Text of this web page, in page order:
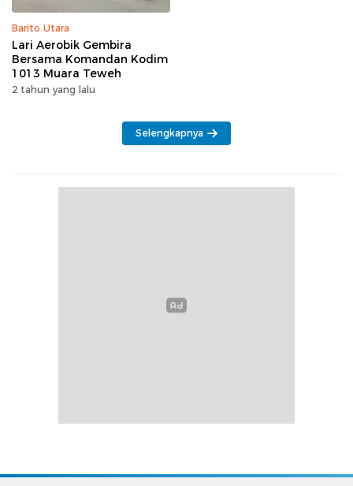
Barito Utara
Lari Aerobik Gembira
Bersama Komandan Kodim
1013 Muara Teweh
2 tahun yang lalu
Selengkapnya